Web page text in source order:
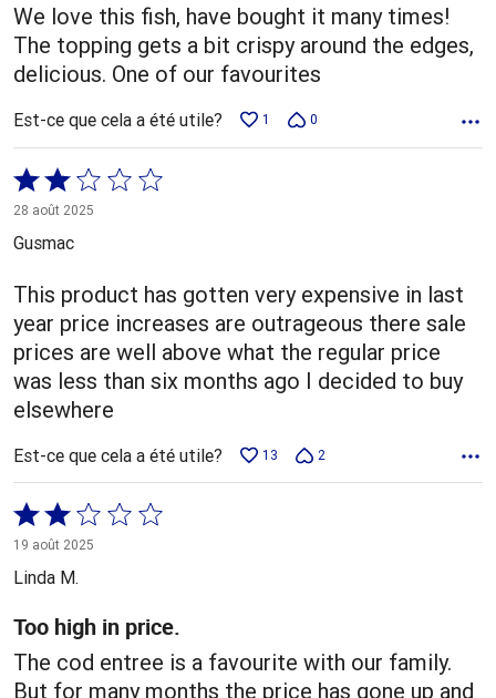
We love this fish, have bought it many times!
The topping gets a bit crispy around the edges,
delicious. One of our favourites
Est-ce que cela a été utile? 1 0
Coté
2 sur
5
28 août 2025
Gusmac
This product has gotten very expensive in last
year price increases are outrageous there sale
prices are well above what the regular price
was less than six months ago I decided to buy
elsewhere
Est-ce que cela a été utile? 13 2
Coté
2 sur
5
19 août 2025
Linda M.
Too high in price.
The cod entree is a favourite with our family.
But for many months the price has gone up and